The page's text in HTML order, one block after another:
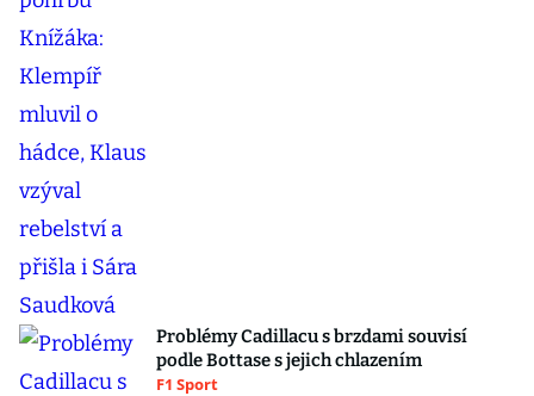
Problémy Cadillacu s brzdami souvisí
podle Bottase s jejich chlazením
F1 Sport